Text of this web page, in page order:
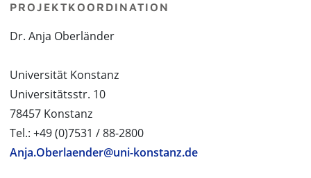
PROJEKTKOORDINATION
Dr. Anja Oberländer
Universität Konstanz
Universitätsstr. 10
78457 Konstanz
Tel.: +49 (0)7531 / 88-2800
Anja.Oberlaender@uni-konstanz.de